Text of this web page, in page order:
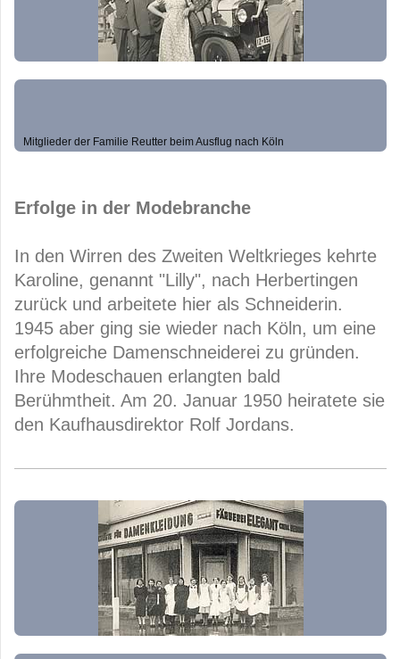
Mitglieder der Familie Reutter beim Ausflug nach Köln
Erfolge in der Modebranche
In den Wirren des Zweiten Weltkrieges kehrte
Karoline, genannt "Lilly", nach Herbertingen
zurück und arbeitete hier als Schneiderin.
1945 aber ging sie wieder nach Köln, um eine
erfolgreiche Damenschneiderei zu gründen.
Ihre Modeschauen erlangten bald
Berühmtheit. Am 20. Januar 1950 heiratete sie
den Kaufhausdirektor Rolf Jordans.